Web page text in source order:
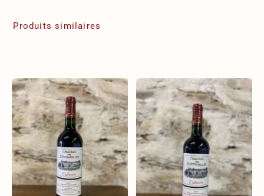
Produits similaires